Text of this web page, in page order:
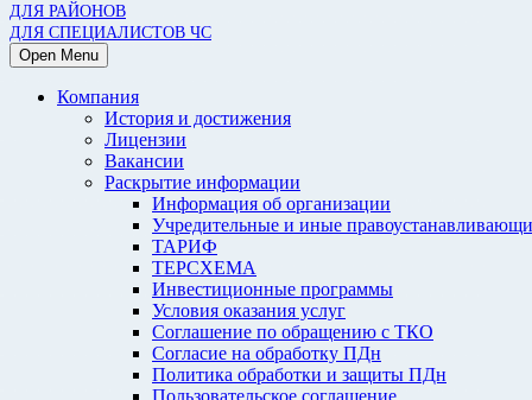
ДЛЯ РАЙОНОВ
ДЛЯ СПЕЦИАЛИСТОВ ЧС
Open Menu
Компания
История и достижения
Лицензии
Вакансии
Раскрытие информации
Информация об организации
Учредительные и иные
ТАРИФ
ТЕРСХЕМА
Инвестиционные программы
Условия оказания услуг
Соглашение по обращению с ТКО
Согласие на обработку ПДн
Политика обработки и защиты ПДн
Пользовательское соглашение